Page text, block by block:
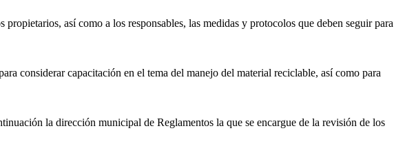
así como a los responsables, las medidas y protocolos que deben seguir para
considerar capacitación en el tema del manejo del material reciclable, así como para
la dirección municipal de Reglamentos la que se encargue de la revisión de los